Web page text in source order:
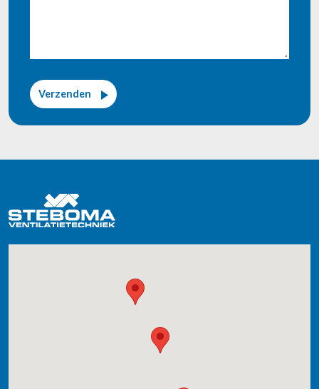
Verzenden